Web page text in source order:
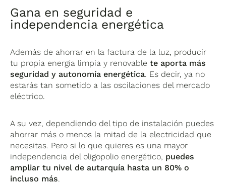
Gana en seguridad e
independencia energética
Además de ahorrar en la factura de la luz, producir
tu propia energía limpia y renovablete aporta más
seguridad y autonomía energética. Es decir, ya no
estarás tan sometido a las oscilaciones del mercado
eléctrico.
A su vez, dependiendo del tipo de instalación puedes
ahorrar más o menos la mitad de la electricidad que
necesitas. Pero si lo que quieres es una mayor
independencia del oligopolio energético, puedes
ampliar tu nivel de autarquía hasta un 80% o
incluso más.